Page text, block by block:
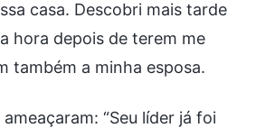
casa. Descobri mais tarde
hora depois de terem me
também a minha esposa.
“Seu líder já foi